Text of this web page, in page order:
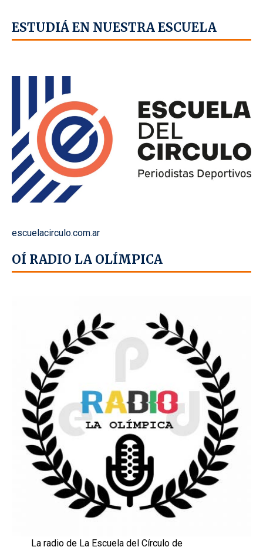
ESTUDIÁ EN NUESTRA ESCUELA
escuelacirculo.com.ar
OÍ RADIO LA OLÍMPICA
La radio de La Escuela del Círculo de